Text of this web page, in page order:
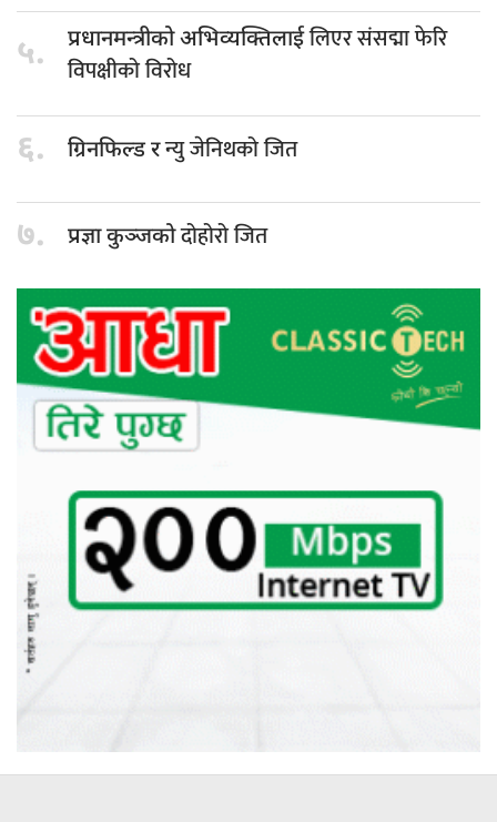
५. प्रधानमन्त्रीको अभिव्यक्तिलाईलिएर संसद्मा फेरि
विपक्षीको विरोध
६. ग्रिनफिल्ड रन्यु जेनिथको जित
७. प्रज्ञा कुञ्जकोदोहोरो जित